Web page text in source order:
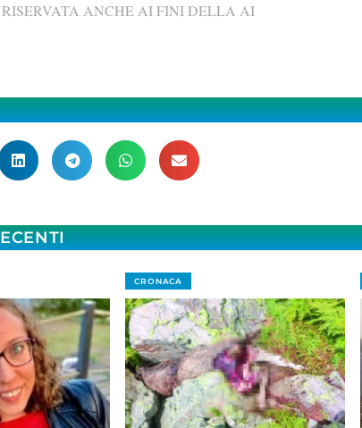
ANCHE AI FINI DELLA AI
CRONACA